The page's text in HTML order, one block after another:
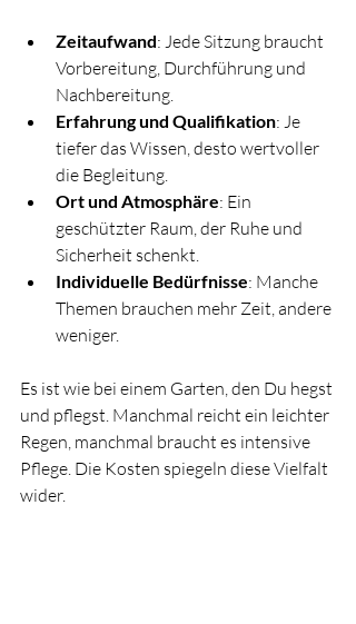
Zeitaufwand: Jede Sitzung braucht
Vorbereitung, Durchführung und
Nachbereitung.
Erfahrung und Qualifikation: Je
tiefer das Wissen, desto wertvoller
die Begleitung.
Ort und Atmosphäre: Ein
geschützter Raum, der Ruhe und
Sicherheit schenkt.
Individuelle Bedürfnisse: Manche
Themen brauchen mehr Zeit, andere
weniger.
Es ist wie bei einem Garten, den Du hegst
und pflegst. Manchmal reicht ein leichter
Regen, manchmal braucht es intensive
Pflege. Die Kosten spiegeln diese Vielfalt
wider.